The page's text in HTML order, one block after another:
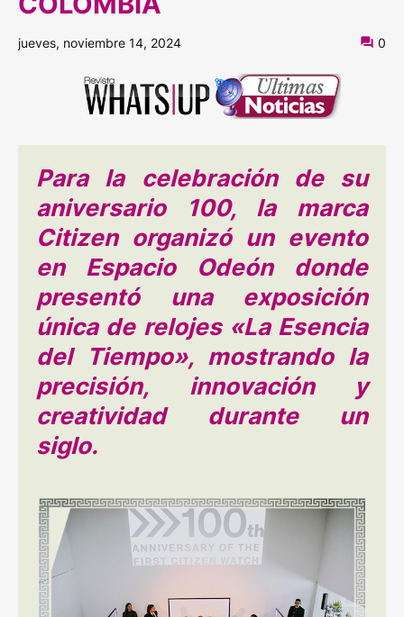
jueves, noviembre 14, 2024 0
Para la celebración de su
aniversario 100, la marca
Citizen organizó un evento
en Espacio Odeón donde
presentó una exposición
única de relojes «La Esencia
del Tiempo», mostrando la
precisión, innovación y
creatividad durante un
siglo.